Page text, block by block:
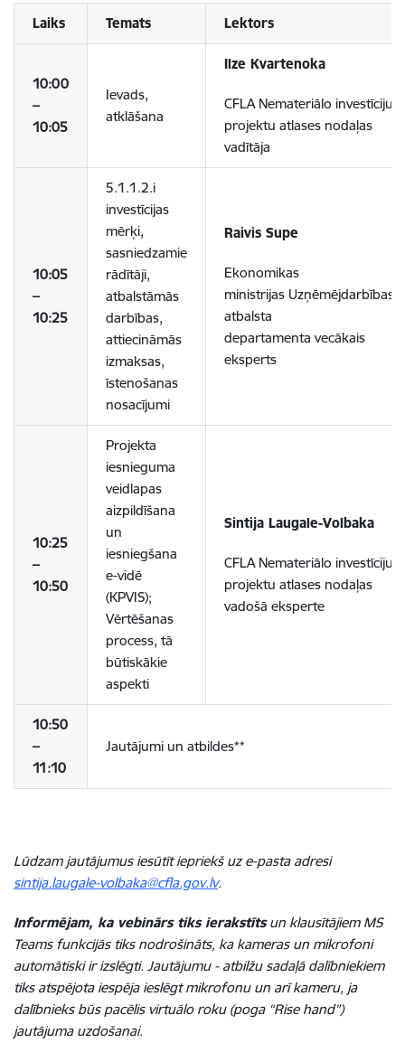
Laiks Temats Lektors
10:00
–
10:05
Ievads,
atklāšana
Ilze Kvartenoka
CFLA Nemateriālo investīciju
projektu atlases nodaļas
vadītāja
10:05
–
10:25
5.1.1.2.i
investīcijas
mērķi,
sasniedzamie
rādītāji,
atbalstāmās
darbības,
attiecināmās
izmaksas,
īstenošanas
nosacījumi
Raivis Supe
Ekonomikas
ministrijas Uzņēmējdarbības
atbalsta
departamenta vecākais
eksperts
10:25
–
10:50
Projekta
iesnieguma
veidlapas
aizpildīšana
un
iesniegšana
e-vidē
(KPVIS);
Vērtēšanas
process, tā
būtiskākie
aspekti
Sintija Laugale-Volbaka
CFLA Nemateriālo investīciju
projektu atlases nodaļas
vadošā eksperte
10:50
–
11:10
Jautājumi un atbildes**
Lūdzam jautājumus iesūtīt iepriekš uz e-pasta adresi
sintija.laugale-volbaka@cfla.gov.lv.
Informējam, ka vebinārs tiks ierakstītsun klausītājiem MS
Teams funkcijās tiks nodrošināts, ka kameras un mikrofoni
automātiski ir izslēgti. Jautājumu - atbilžu sadaļā dalībniekiem
tiks atspējota iespēja ieslēgt mikrofonu un arī kameru, ja
dalībnieks būs pacēlis virtuālo roku (poga “Rise hand”)
jautājuma uzdošanai.